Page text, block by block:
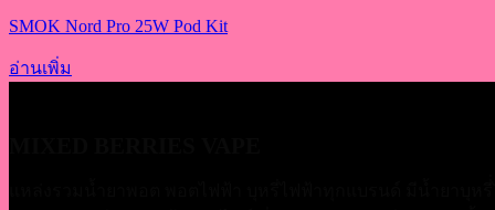
SMOK Nord Pro 25W Pod Kit
อ่านเพิ่ม